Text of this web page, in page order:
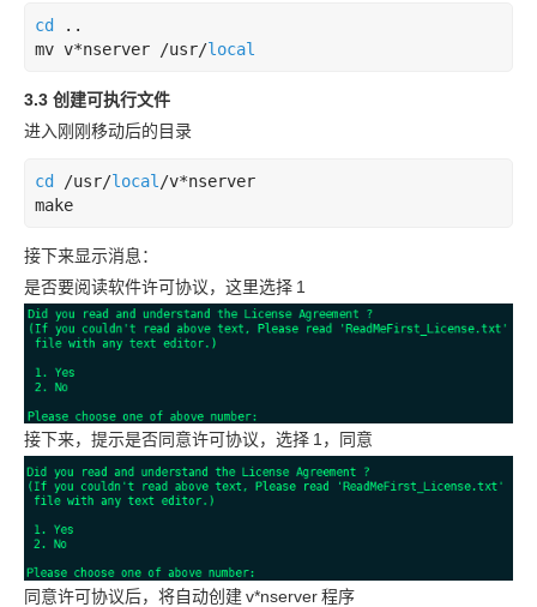
cd
..
mv v*nserver /usr/local
3.3 创建可执行文件
进入刚刚移动后的目录
cd /usr/local/v*nserver
make
接下来显示消息：
是否要阅读软件许可协议，这里选择 1
接下来，提示是否同意许可协议，选择 1，同意
同意许可协议后，将自动创建v*nserver程序